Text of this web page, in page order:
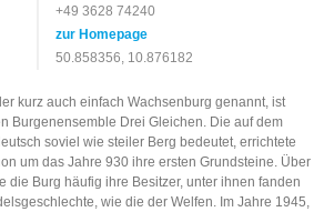
+49 3628 74240
zur Homepage
50.858356, 10.876182
kurz auch einfach Wachsenburg genannt, ist
Burgenensemble Drei Gleichen. Die auf dem
soviel wie steiler Berg bedeutet, errichtete
um das Jahre 930 ihre ersten Grundsteine. Über
die Burg häufig ihre Besitzer, unter ihnen fanden
wie die der Welfen. Im Jahre 1945,